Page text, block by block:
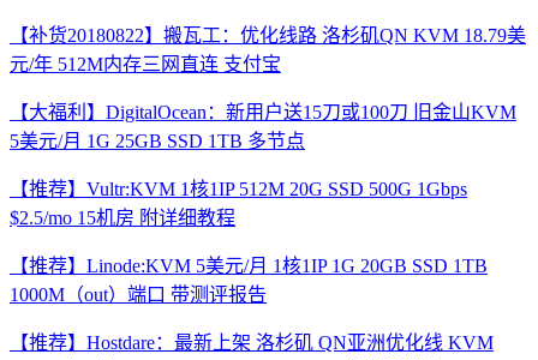
【补货20180822】搬瓦工：优化线路 洛杉矶QN KVM 18.79美
元/年 512M内存三网直连 支付宝
【大福利】DigitalOcean：新用户送15刀或100刀 旧金山KVM
5美元/月 1G 25GB SSD 1TB 多节点
【推荐】Vultr:KVM 1核1IP 512M 20G SSD 500G 1Gbps
$2.5/mo 15机房 附详细教程
【推荐】Linode:KVM 5美元/月 1核1IP 1G 20GB SSD 1TB
1000M（out）端口 带测评报告
【推荐】Hostdare：最新上架 洛杉矶 QN亚洲优化线 KVM